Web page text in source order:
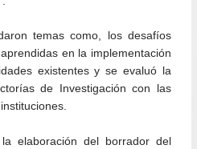
temas como, los desafíos
en la implementación
existentes y se evaluó la
de Investigación con las
elaboración del borrador del